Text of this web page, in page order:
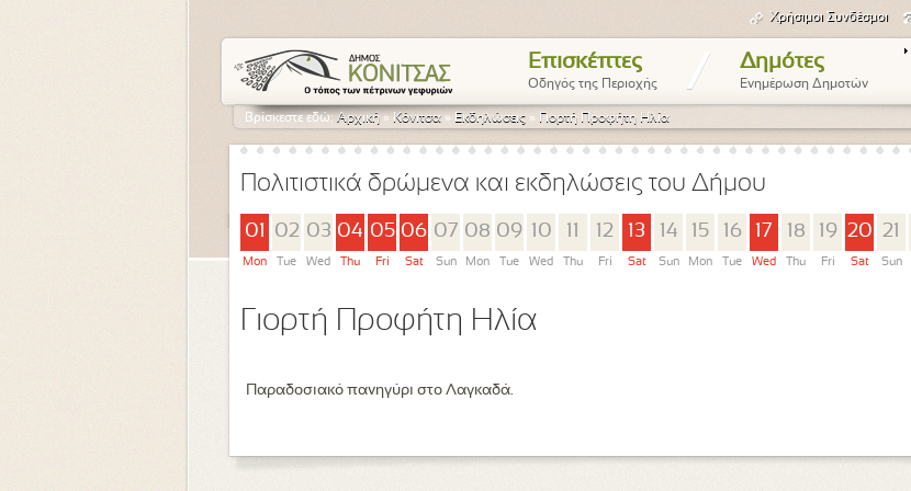
Χρήσιμοι Συνδέσμοι
Επισκέπτες
Οδηγός της Περιοχής / Δημότες
Ενημέρωση Δημοτών
Βρίσκεστε εδώ:Αρχική » Κόνιτσα » Εκδηλώσεις » Γιορτή Προφήτη Ηλία
Πολιτιστικά δρώμενα και εκδηλώσεις του Δήμου
01
Mon
02
Tue
03
Wed
04
Thu
05
Fri
06
Sat
07
Sun
08
Mon
09
Tue
10
Wed Thu
12
Fri
13
Sat
14
Sun
15
Mon
16
Tue
17
Wed
18
Thu
19
Fri
20
Sat
21
Sun
Γιορτή Προφήτη Ηλία
Παραδοσιακό πανηγύρι στο Λαγκαδά.